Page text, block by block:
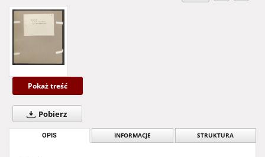
Pokaż treść
Pobierz
OPIS INFORMACJE STRUKTURA